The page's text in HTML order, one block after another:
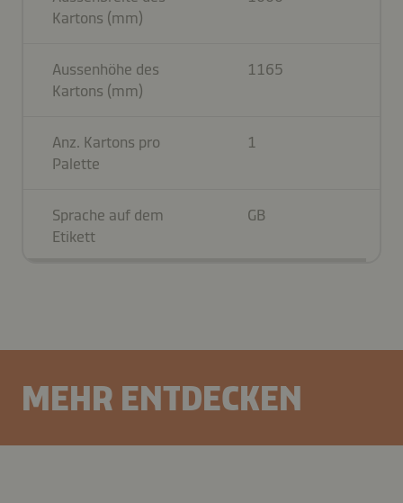
Kartons (mm)
Aussenhöhe des
Kartons (mm)
1165
Anz. Kartons pro
Palette
1
Sprache auf dem
Etikett
GB
MEHR ENTDECKEN